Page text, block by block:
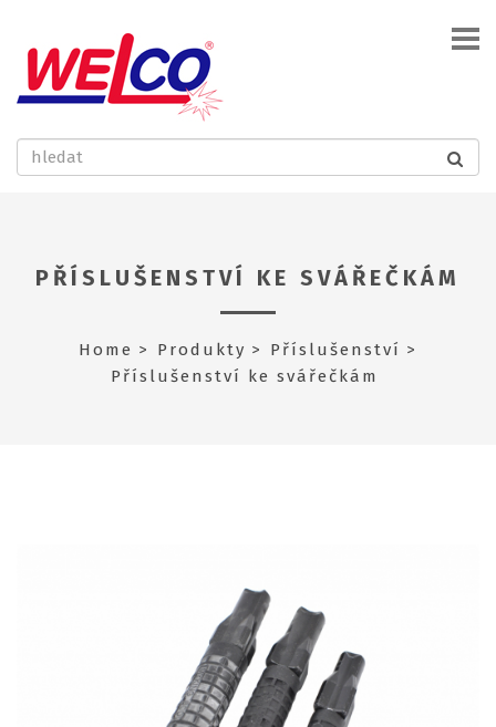
PŘÍSLUŠENSTVÍ KE SVÁŘEČKÁM
Home Produkty
Příslušenství
Příslušenství ke svářečkám